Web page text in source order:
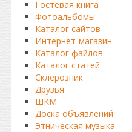
Гостевая книга
Фотоальбомы
Каталог сайтов
Интернет-магазин
Каталог файлов
Каталог статей
Склерозник
Друзья
ШКМ
Доска объявлений
Этническая музыка